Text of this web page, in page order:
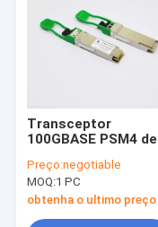
Transceptor
100GBASE PSM4 de
PSM4-S 100G
QSFP28
Preço:negotiable
MOQ:1 PC
obtenha o ultimo preço